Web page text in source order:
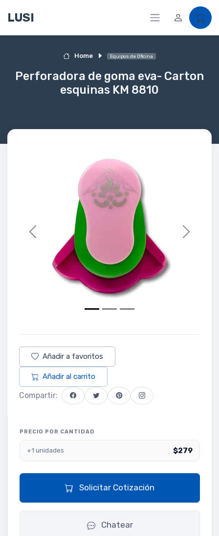
LUSI
Home Equipos de Oficina
Perforadora de goma eva- Carton
esquinas KM 8810
Previous Next
Añadir a favoritos
Añadir al carrito
Compartir:
PRECIO POR CANTIDAD
+1 unidades $279
Solicitar Cotización
Chatear